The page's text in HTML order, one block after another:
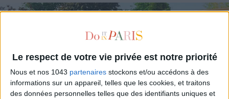
Le respect de votre vie privée est notre priorité
Nous et nos 1043 partenaires stockons et/ou accédons à des
informations sur un appareil, telles que les cookies, et traitons
des données personnelles telles que des identifiants uniques et